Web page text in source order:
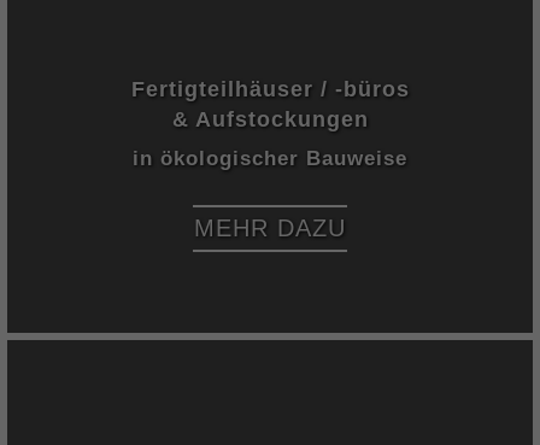
Fertigteil­häuser / -büros
& Auf­stockungen
in ökologischer Bauweise
MEHR DAZU